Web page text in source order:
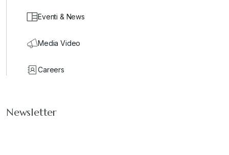
Eventi & News
Media Video
Careers
Newsletter